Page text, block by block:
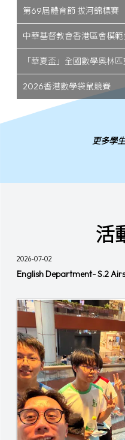
第69屆體育節 拔河錦標賽
中華基督教會香港區會模範
「華夏盃」全國數學奧林
2026香港數學袋鼠競賽
更多學
活
2026-07-02
English Department- S.2